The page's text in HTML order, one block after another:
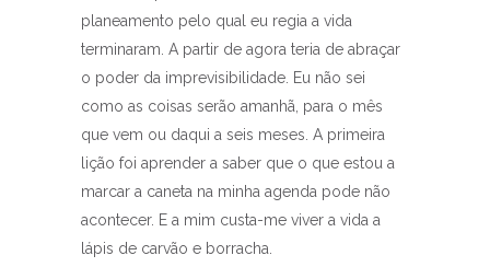
planeamento pelo qual eu regia a vida
terminaram. A partir de agora teria de abraçar
o poder da imprevisibilidade. Eu não sei
como as coisas serão amanhã, para o mês
que vem ou daqui a seis meses. A primeira
lição foi aprender a saber que o que estou a
marcar a caneta na minha agenda pode não
acontecer. E a mim custa-me viver a vida a
lápis de carvão e borracha.